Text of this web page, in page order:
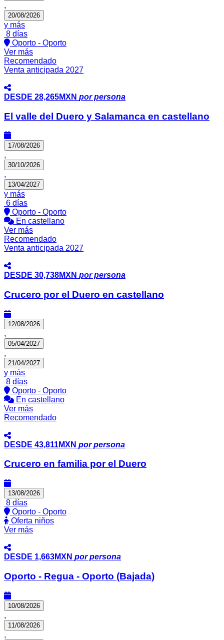
,
20/08/2026
y más
8 días
Oporto - Oporto
Ver más
Recomendado
Venta anticipada 2027
DESDE 28,265MXN por persona
El valle del Duero y Salamanca en castellano
17/08/2026
,
30/10/2026
,
13/04/2027
y más
6 días
Oporto - Oporto
En castellano
Ver más
Recomendado
Venta anticipada 2027
DESDE 30,738MXN por persona
Crucero por el Duero en castellano
12/08/2026
,
05/04/2027
,
21/04/2027
y más
8 días
Oporto - Oporto
En castellano
Ver más
Recomendado
DESDE 43,811MXN por persona
Crucero en familia por el Duero
13/08/2026
8 días
Oporto - Oporto
Oferta niños
Ver más
DESDE 1,663MXN por persona
Oporto - Regua - Oporto (Bajada)
10/08/2026
,
11/08/2026
,